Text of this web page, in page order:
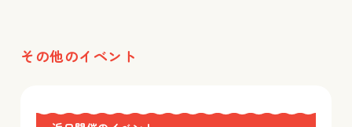
その他のイベント